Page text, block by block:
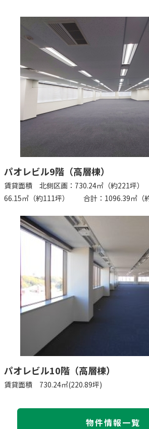
パオレビル9階（高層棟）
賃貸面積 北側区画：730.24㎡（約221坪）
66.15㎡（約111坪） 合計：1096.39㎡（約
パオレビル10階（高層棟）
賃貸面積 730.24㎡(220.89坪)
物件情報一覧